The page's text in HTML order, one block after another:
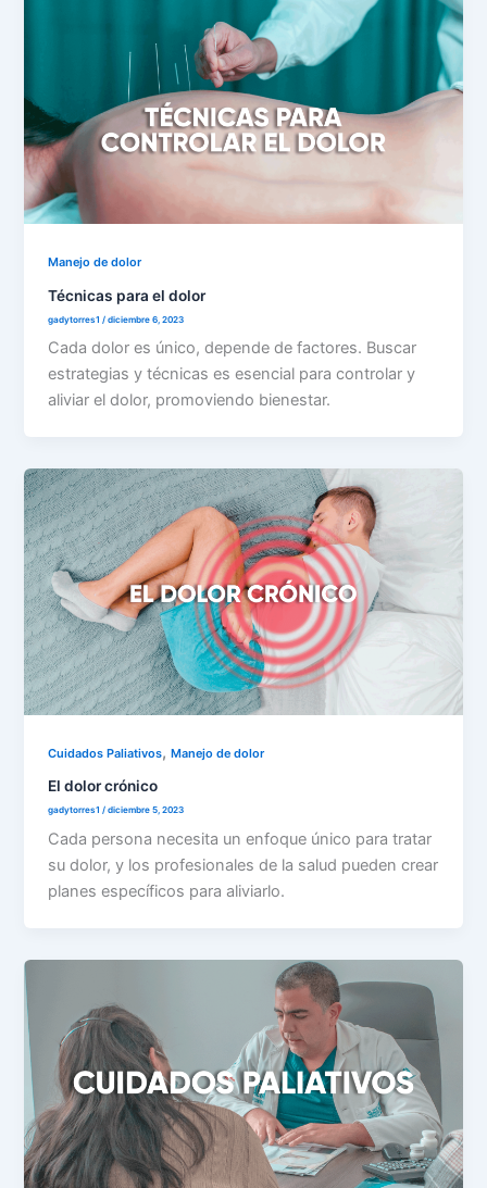
Manejo de dolor
Técnicas para el dolor
gadytorres1/diciembre 6, 2023
Cada dolor es único, depende de factores. Buscar
estrategias y técnicas es esencial para controlar y
aliviar el dolor, promoviendo bienestar.
Cuidados Paliativos,Manejo de dolor
El dolor crónico
gadytorres1/diciembre 5, 2023
Cada persona necesita un enfoque único para tratar
su dolor, y los profesionales de la salud pueden crear
planes específicos para aliviarlo.